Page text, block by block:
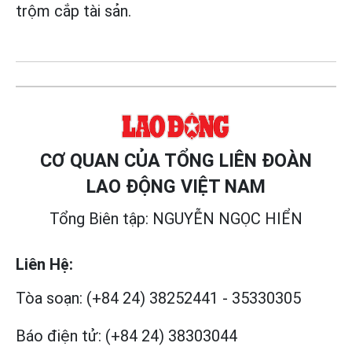
trộm cắp tài sản.
CƠ QUAN CỦA TỔNG LIÊN ĐOÀN
LAO ĐỘNG VIỆT NAM
Tổng Biên tập: NGUYỄN NGỌC HIỂN
Liên Hệ:
Tòa soạn: (+84 24) 38252441 - 35330305
Báo điện tử: (+84 24) 38303044